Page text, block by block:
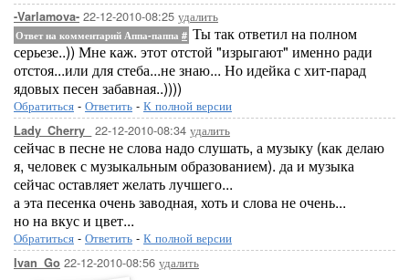
-Varlamova- 22-12-2010-08:25 удалить
Ответ на комментарий Аппа-паппа # Ты так ответил на полном
серьезе..)) Мне каж. этот отстой "изрыгают" именно ради
отстоя...или для стеба...не знаю... Но идейка с хит-парад
ядовых песен забавная..))))
Обратиться - Ответить - К полной версии
Lady_Cherry_ 22-12-2010-08:34 удалить
сейчас в песне не слова надо слушать, а музыку (как делаю
я, человек с музыкальным образованием). да и музыка
сейчас оставляет желать лучшего...
а эта песенка очень заводная, хоть и слова не очень...
но на вкус и цвет...
Обратиться - Ответить - К полной версии
Ivan_Go 22-12-2010-08:56 удалить